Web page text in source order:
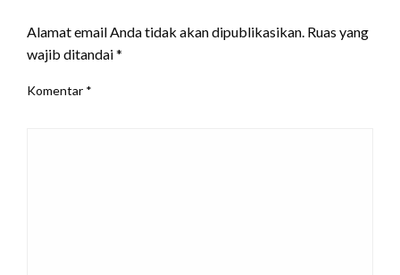
Alamat email Anda tidak akan dipublikasikan. Ruas yang
wajib ditandai*
Komentar *